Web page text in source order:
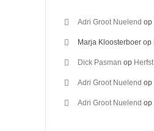
Adri Groot Nuelend op
Marja Kloosterboer op
Dick Pasman op Herfst
Adri Groot Nuelend op
Adri Groot Nuelend op